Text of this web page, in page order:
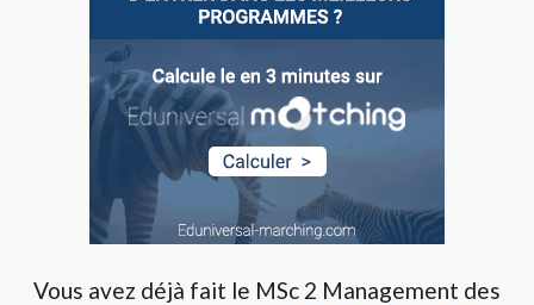
Vous avez déjà fait le MSc 2 Management des